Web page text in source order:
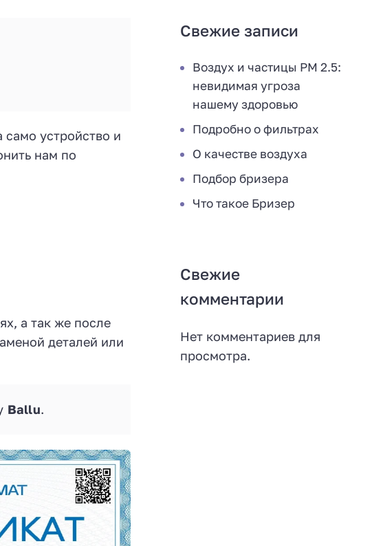
само устройство и
нам по
а так же после
деталей или
Ballu.
Свежие записи
Воздух и частицы PM 2.5:
невидимая угроза
нашему здоровью
Подробно о фильтрах
О качестве воздуха
Подбор бризера
Что такое Бризер
Свежие
комментарии
Нет комментариев для
просмотра.